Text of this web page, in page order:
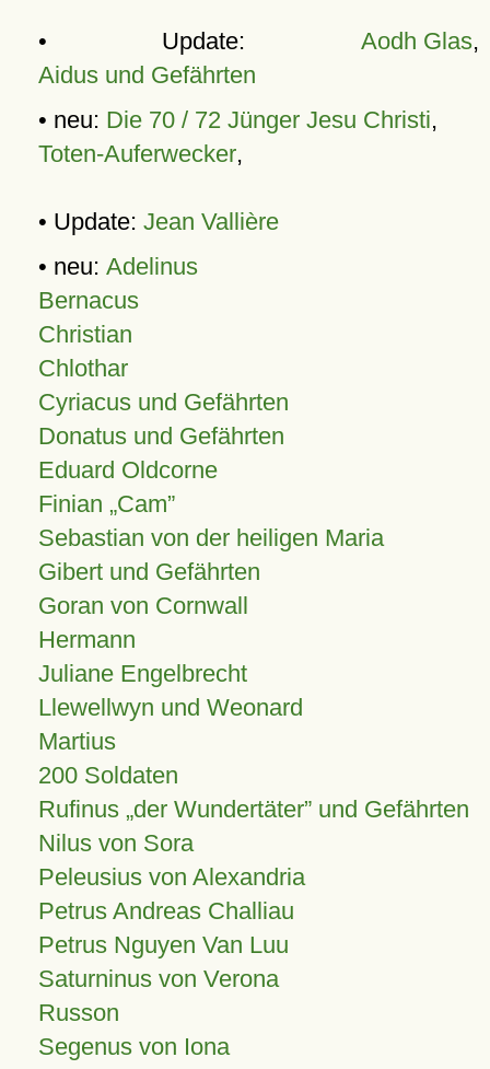
• Update: Aodh Glas,
Aidus und Gefährten
• neu: Die 70 / 72 Jünger Jesu Christi,
Toten-Auferwecker,
• Update: Jean Vallière
• neu: Adelinus
Bernacus
Christian
Chlothar
Cyriacus und Gefährten
Donatus und Gefährten
Eduard Oldcorne
Finian Cam
Sebastian von der heiligen Maria
Gibert und Gefährten
Goran von Cornwall
Hermann
Juliane Engelbrecht
Llewellwyn und Weonard
Martius
200 Soldaten
Rufinus „der Wundertäter” und Gefährten
Nilus von Sora
Peleusius von Alexandria
Petrus Andreas Challiau
Petrus Nguyen Van Luu
Saturninus von Verona
Russon
Segenus von Iona